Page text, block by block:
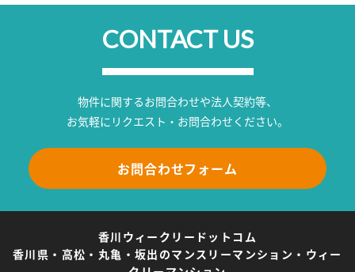
CONTACT US
物件に関するお問合わせや法人契約等、
お気軽にリクエスト・お問合わせください。
お問合わせフォーム
香川ウィークリードットコム
香川県・高松・丸亀・坂出のマンスリーマンション・ウィー